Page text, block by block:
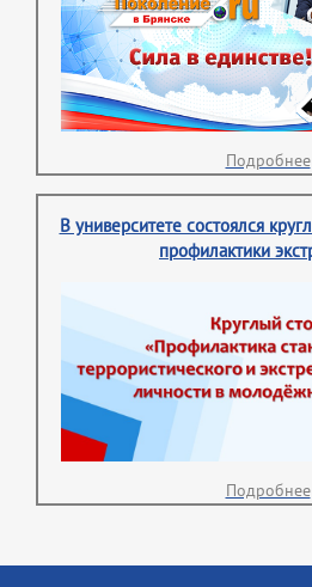
Подробнее
В университете состоялся
профилактики
Подробнее